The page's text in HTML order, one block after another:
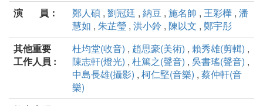
演 員：
鄭人碩 , 劉冠廷 , 納豆 , 施名帥 , 王彩樺 , 潘
慧如 , 朱芷瑩 , 洪小鈴 , 陳以文 , 鄭宇彤
其他重要
工作人員 :
杜均堂(收音) , 趙思豪(美術) , 賴秀雄(剪輯) ,
陳志軒(燈光) , 杜篤之(聲音) , 吳書瑤(聲音) ,
中島長雄(攝影) , 柯仁堅(音樂) , 蔡仲軒(音
樂)